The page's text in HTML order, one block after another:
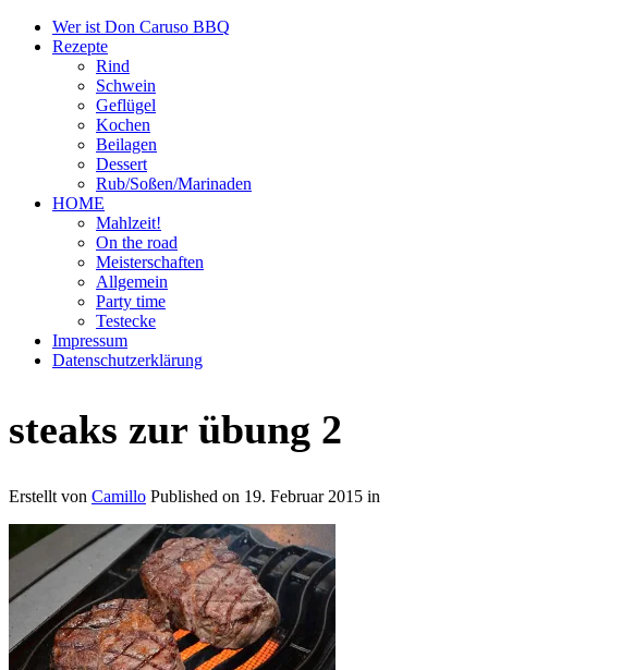
Wer ist Don Caruso BBQ
Rezepte
Rind
Schwein
Geflügel
Kochen
Beilagen
Dessert
Rub/Soßen/Marinaden
HOME
Mahlzeit!
On the road
Meisterschaften
Allgemein
Party time
Testecke
Impressum
Datenschutzerklärung
steaks zur übung 2
Erstellt von Camillo Published on 19. Februar 2015 in